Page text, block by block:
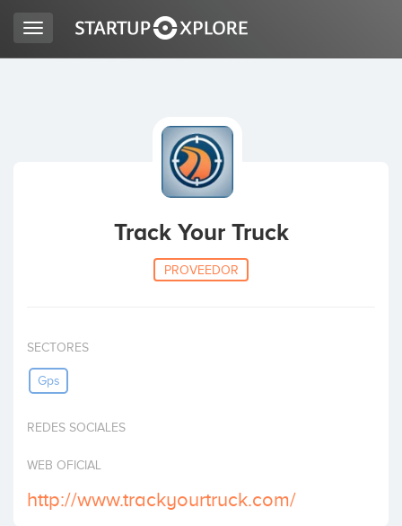
Inicio
Invertir
Toggle
navigation
Track Your Truck
PROVEEDOR
SECTORES
Gps
REDES SOCIALES
WEB OFICIAL
http://www.trackyourtruck.com/